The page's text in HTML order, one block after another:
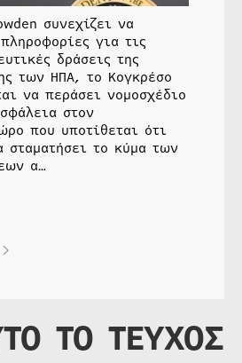
συνεχίζει να
για τις
δράσεις της
των ΗΠΑ, το Κογκρέσο
να περάσει νομοσχέδιο
στον
που υποτίθεται ότι
σταματήσει το κύμα των
α…
ΤΟ ΤΕΥΧΟΣ